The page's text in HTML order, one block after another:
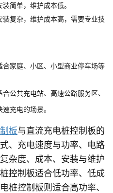
装简单，维护成本低。
装复杂，维护成本高，需要专业技
合家庭、小区、小型商业停车场等
合公共充电站、高速公路服务区、
充电的场景。
板与直流充电桩控制板的
、充电速度与功率、电路
杂度、成本、安装与维护
控制板适合低功率、低成
桩控制板则适合高功率、